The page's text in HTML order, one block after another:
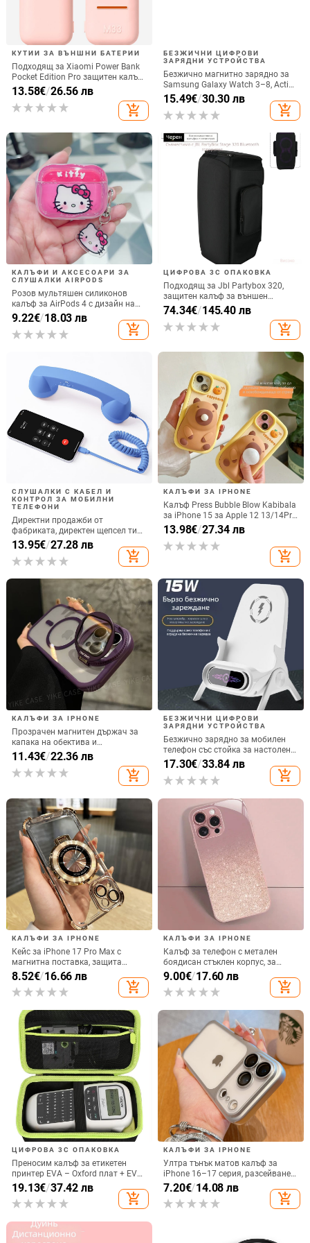
КУТИИ ЗА ВЪНШНИ БАТЕРИИ
Подходящ за Xiaomi Power Bank
Pocket Edition Pro защитен калъф
33W силиконов 10000mA
неплъзгащ се защитен калъф за
Power Bank
13.58€/26.56 лв
add_shopping_cart
БЕЗЖИЧНИ ЦИФРОВИ
ЗАРЯДНИ УСТРОЙСТВА
Безжично магнитно зарядно за
Samsung Galaxy Watch 3–8, Active
1/2 • QC2.0 • Магнитно зареждане
• 3W / 1A
15.49€/30.30 лв
add_shopping_cart
КАЛЪФИ И АКСЕСОАРИ ЗА
СЛУШАЛКИ AIRPODS
Розов мультяшен силиконов
калъф за AirPods 4 с дизайн на
котка
9.22€/18.03 лв
add_shopping_cart
ЦИФРОВА 3C ОПАКОВКА
Подходящ за Jbl Partybox 320,
защитен калъф за външен
високоговорител, калъф за
количка Stage 320 Audio,
прахозащитно покритие.
74.34€/145.40 лв
add_shopping_cart
СЛУШАЛКИ С КАБЕЛ И
КОНТРОЛ ЗА МОБИЛНИ
ТЕЛЕФОНИ
Директни продажби от
фабриката, директен щепсел тип
C, мобилен телефон, Douyin
Internet Celebrity, електрически
микрофон, слушалки с C порт,
13.95€/27.28 лв
add_shopping_cart
КАЛЪФИ ЗА IPHONE
Калъф Press Bubble Blow Kabibala
за iPhone 15 за Apple 12 13/14Pro
Max, устойчив на изпускане 11
13.98€/27.34 лв
add_shopping_cart
КАЛЪФИ ЗА IPHONE
Прозрачен магнитен държач за
капака на обектива и
удароустойчив твърд калъф за
iPhone 17 Pro Max
11.43€/22.36 лв
add_shopping_cart
БЕЗЖИЧНИ ЦИФРОВИ
ЗАРЯДНИ УСТРОЙСТВА
Безжично зарядно за мобилен
телефон със стойка за настолен
монтаж за хоризонтално или
вертикално ползване, QC3.0, 2 A,
15 W, Бързо зареждане
17.30€/33.84 лв
add_shopping_cart
КАЛЪФИ ЗА IPHONE
Кейс за iPhone 17 Pro Max с
магнитна поставка, защита
срещу изпускане на четирите
ъгъла, акрилен корпус с
електроплатиран финиш
8.52€/16.66 лв
add_shopping_cart
КАЛЪФИ ЗА IPHONE
Калъф за телефон с метален
боядисан стъклен корпус, за
iPhone 11–14 Pro Max,
охлаждане, модел YK263
9.00€/17.60 лв
add_shopping_cart
ЦИФРОВА 3C ОПАКОВКА
Преносим калъф за етикетен
принтер EVA – Oxford плат + EVA,
горещо пресовано EVA и шиене,
товароподемност 10 кг
19.13€/37.42 лв
add_shopping_cart
КАЛЪФИ ЗА IPHONE
Ултра тънък матов калъф за
iPhone 16–17 серия, разсейване
на топлината, пълно покритие,
удароустойчив и устойчив на
отпечатъци
7.20€/14.08 лв
add_shopping_cart